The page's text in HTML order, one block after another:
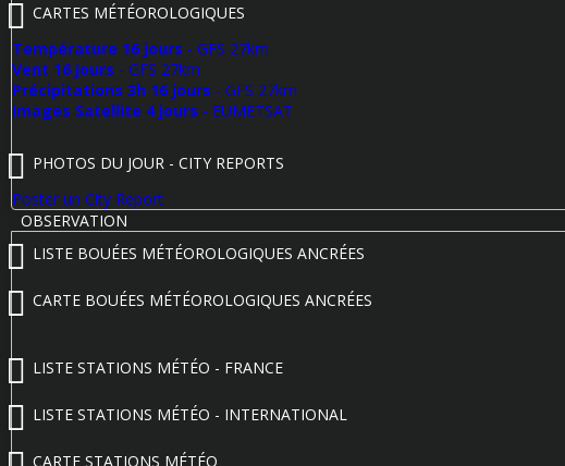
CARTES MÉTÉOROLOGIQUES
Température 16 jours - GFS 27km
Vent 16 jours - GFS 27km
Précipitations 3h 16 jours - GFS 27km
Images Satellite 4 jours - EUMETSAT
PHOTOS DU JOUR - CITY REPORTS
Poster un City Report
OBSERVATION
LISTE BOUÉES MÉTÉOROLOGIQUES ANCRÉES
CARTE BOUÉES MÉTÉOROLOGIQUES ANCRÉES
LISTE STATIONS MÉTÉO - FRANCE
LISTE STATIONS MÉTÉO - INTERNATIONAL
CARTE STATIONS MÉTÉO